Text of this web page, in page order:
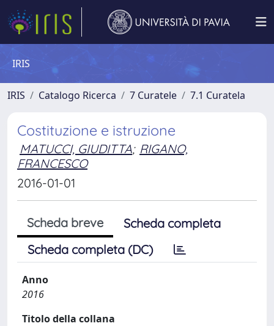
IRIS
IRIS Catalogo Ricerca 7 Curatele 7.1 Curatela
Costituzione e istruzione
MATUCCI, GIUDITTA; RIGANO,
FRANCESCO
2016-01-01
Scheda breve
Scheda completa
Scheda completa (DC)
Anno
2016
Titolo della collana